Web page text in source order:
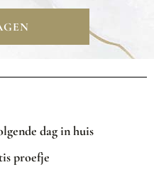
dag in huis
proefje